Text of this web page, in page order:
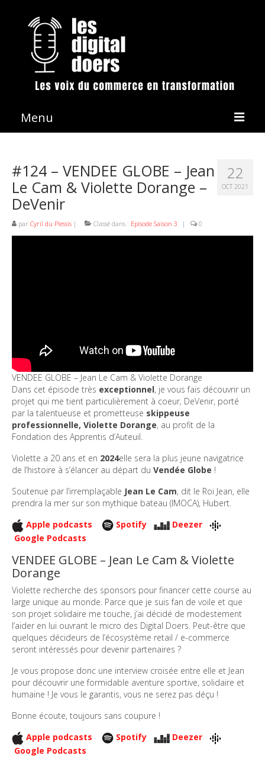
Menu
Les émissions
Conférences & Animation
Revue de presse
22
OCT 2021
#124 – VENDEE GLOBE – Jean
Le Cam & Violette Dorange –
DeVenir
par Cyril du Plessis | Classé dans : Episode Saison 3 | 0
VENDEE GLOBE – Jean Le Cam & Violette Dorange
Dans cet épisode très exceptionnel, je vous fais découvrir un
projet qui me tient particulièrement à coeur, DeVenir, porté
par la talentueuse et prometteuse skippeuse
professionnelle, Violette Dorange, au profit de la
Fondation des Apprentis d’Auteuil.
Violette a 20 ans et en 2024elle sera la plus jeune navigatrice
de l’histoire à s’élancer au départ du Vendée Globe !
Soutenue par l’irremplaçable Jean Le Cam, dit le Roi Jean, elle
prendra la mer sur son mythique bateau (IMOCA), Hubert.
Apple podcasts
Spotify
Deezer
Google Podcasts
VENDEE GLOBE – Jean Le Cam & Violette
Dorange
Violette recherche des sponsors pour financer cette course au
large unique au monde. Parce que je suis fan de voile et que
son projet solidaire me touche, j’ai décidé de modestement
l’aider en lui ouvrant le micro des Digital Doers. Peut-être que
quelques décideurs de l’écosystème retail / e-commerce
seront intéressés pour devenir partenaires ?
Je vous propose donc une interview croisée entre elle et Jean
pour découvrir une formidable aventure sportive, solidaire et
humaine ! Je vous le garantis, vous ne serez pas déçu !
Bonne écoute, toujours sans coupure !
Apple podcasts
Spotify
Deezer
Google Podcasts